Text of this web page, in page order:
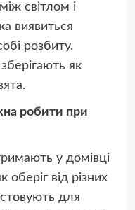
світлом і
виявиться
розбиту.
як
робити при
у домівці
від різних
для